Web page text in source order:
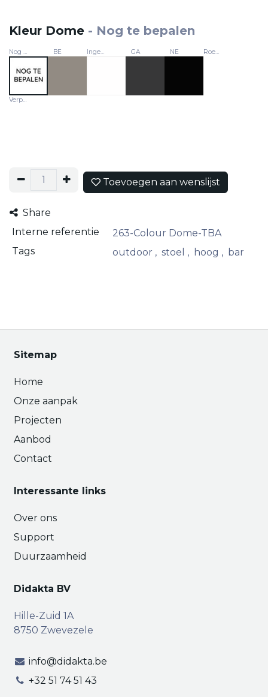
Kleur Dome - Nog te bepalen
Nog te bepalen BE Ingebouwd GA NE Roemenië
Verpakkingseenheid 2
Toevoegen aan wenslijst
Share
Interne referentie
263-Colour Dome-TBA
Tags
outdoor , stoel , hoog , bar
Sitemap
Home
Onze aanpak
Projecten
Aanbod
Contact
Interessante links
Over ons
Support
Duurzaamheid
Didakta BV
Hille-Zuid 1A
8750 Zwevezele
info@didakta.be
+32 51 74 51 43